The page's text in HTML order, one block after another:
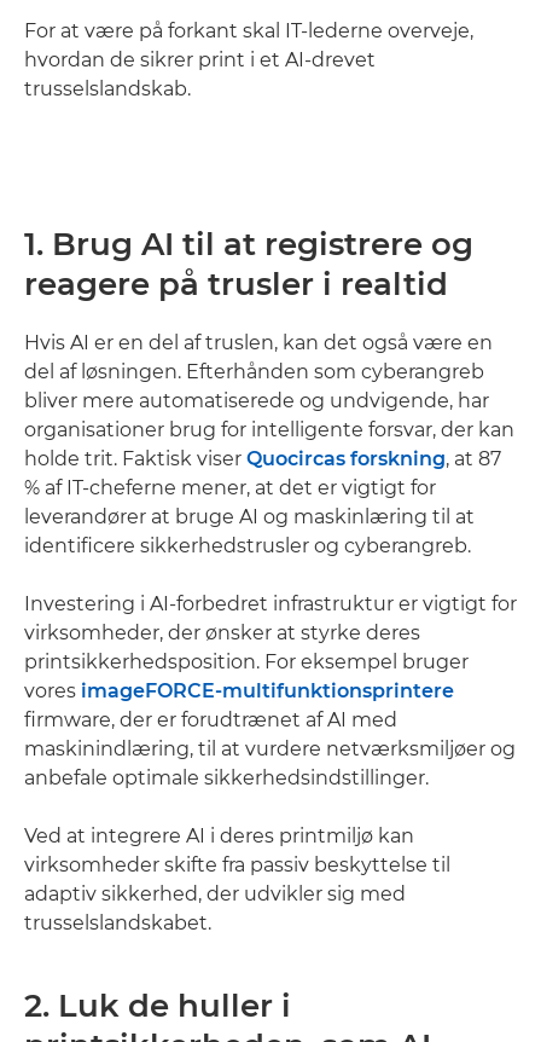
For at være på forkant skal IT-lederne overveje,
hvordan de sikrer print i et AI-drevet
trusselslandskab.
1. Brug AI til at registrere og
reagere på trusler i realtid
Hvis AI er en del af truslen, kan det også være en
del af løsningen. Efterhånden som cyberangreb
bliver mere automatiserede og undvigende, har
organisationer brug for intelligente forsvar, der kan
holde trit. Faktisk viser Quocircas forskning, at 87
% af IT-cheferne mener, at det er vigtigt for
leverandører at bruge AI og maskinlæring til at
identificere sikkerhedstrusler og cyberangreb.
Investering i AI-forbedret infrastruktur er vigtigt for
virksomheder, der ønsker at styrke deres
printsikkerhedsposition. For eksempel bruger
vores imageFORCE-multifunktionsprintere
firmware, der er forudtrænet af AI med
maskinindlæring, til at vurdere netværksmiljøer og
anbefale optimale sikkerhedsindstillinger.
Ved at integrere AI i deres printmiljø kan
virksomheder skifte fra passiv beskyttelse til
adaptiv sikkerhed, der udvikler sig med
trusselslandskabet.
2. Luk de huller i